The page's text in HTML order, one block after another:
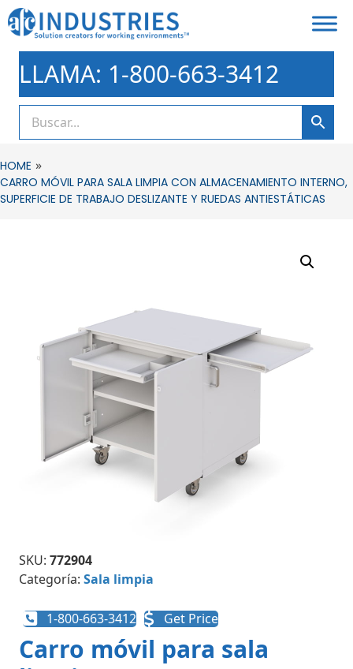
LLAMA: 1-800-663-3412
HOME »
CARRO MÓVIL PARA SALA LIMPIA CON ALMACENAMIENTO INTERNO,
SUPERFICIE DE TRABAJO DESLIZANTE Y RUEDAS ANTIESTÁTICAS
SKU: 772904
Categoría: Sala limpia
1-800-663-3412 Get Price
Carro móvil para sala